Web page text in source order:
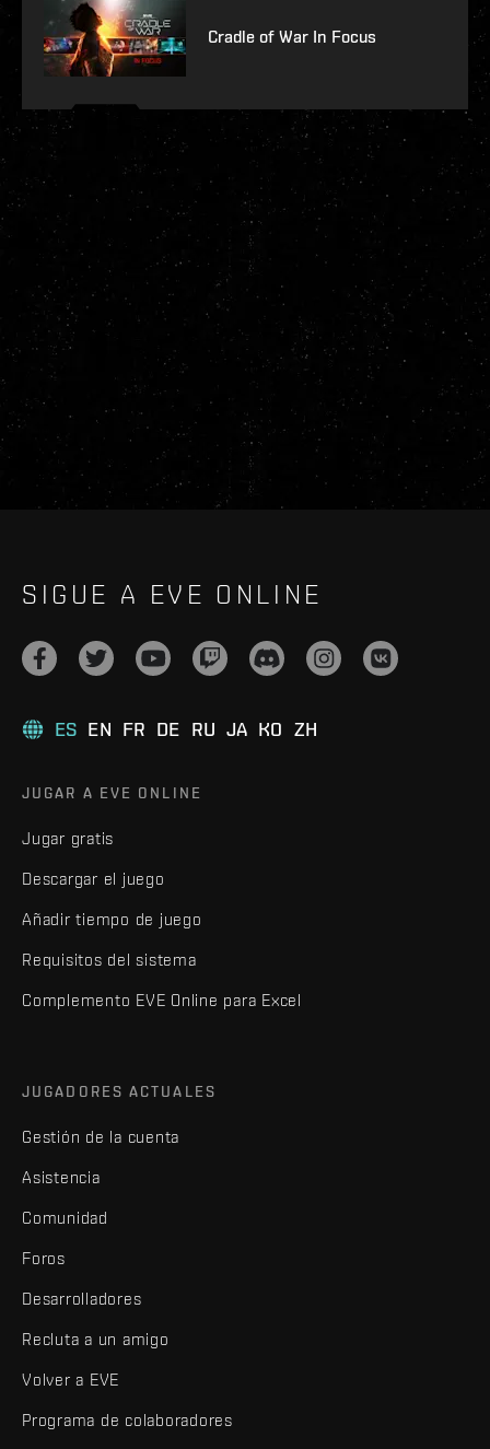
Cradle of War In Focus
SIGUE A EVE ONLINE
ES EN FR DE RU JA KO ZH
JUGAR A EVE ONLINE
Jugar gratis
Descargar el juego
Añadir tiempo de juego
Requisitos del sistema
Complemento EVE Online para Excel
JUGADORES ACTUALES
Gestión de la cuenta
Asistencia
Comunidad
Foros
Desarrolladores
Recluta a un amigo
Volver a EVE
Programa de colaboradores